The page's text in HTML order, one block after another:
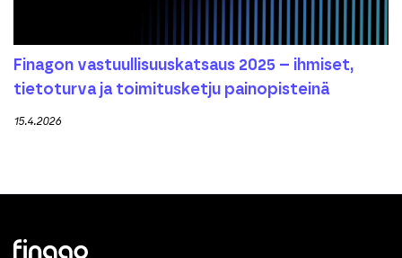
Finagon vastuullisuuskatsaus 2025 – ihmiset,
tietoturva ja toimitusketju painopisteinä
15.4.2026